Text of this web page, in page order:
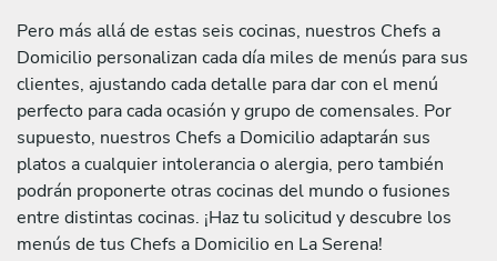
Pero más allá de estas seis cocinas, nuestros Chefs a
Domicilio personalizan cada día miles de menús para sus
clientes, ajustando cada detalle para dar con el menú
perfecto para cada ocasión y grupo de comensales. Por
supuesto, nuestros Chefs a Domicilio adaptarán sus
platos a cualquier intolerancia o alergia, pero también
podrán proponerte otras cocinas del mundo o fusiones
entre distintas cocinas. ¡Haz tu solicitud y descubre los
menús de tus Chefs a Domicilio en La Serena!